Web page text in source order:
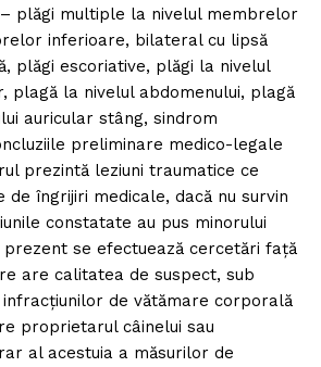
plăgi multiple la nivelul membrelor
inferioare, bilateral cu lipsă
plăgi escoriative, plăgi la nivelul
plagă la nivelul abdomenului, plagă
auricular stâng, sindrom
preliminare medico-legale
prezintă leziuni traumatice ce
de îngrijiri medicale, dacă nu survin
constatate au pus minorului
se efectuează cercetări faţă
are calitatea de suspect, sub
de vătămare corporală
proprietarul câinelui sau
al acestuia a măsurilor de